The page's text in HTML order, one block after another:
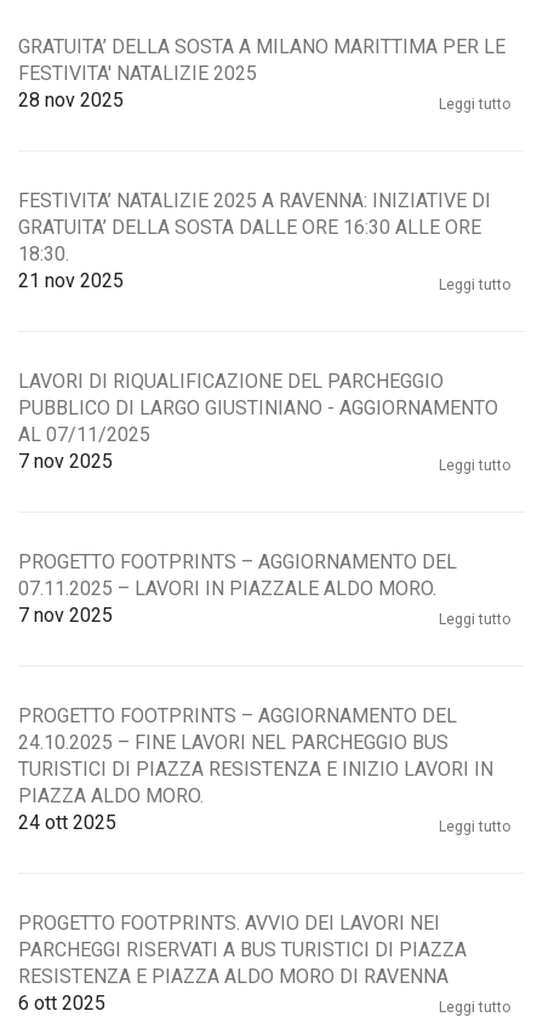
GRATUITA’ DELLA SOSTA A MILANO MARITTIMA PER LE
FESTIVITA' NATALIZIE 2025
28 nov 2025 Leggi tutto
FESTIVITA’ NATALIZIE 2025 A RAVENNA: INIZIATIVE DI
GRATUITA’ DELLA SOSTA DALLE ORE 16:30 ALLE ORE
18:30.
21 nov 2025 Leggi tutto
LAVORI DI RIQUALIFICAZIONE DEL PARCHEGGIO
PUBBLICO DI LARGO GIUSTINIANO - AGGIORNAMENTO
AL 07/11/2025
7 nov 2025 Leggi tutto
PROGETTO FOOTPRINTS – AGGIORNAMENTO DEL
07.11.2025 – LAVORI IN PIAZZALE ALDO MORO.
7 nov 2025 Leggi tutto
PROGETTO FOOTPRINTS – AGGIORNAMENTO DEL
24.10.2025 – FINE LAVORI NEL PARCHEGGIO BUS
TURISTICI DI PIAZZA RESISTENZA E INIZIO LAVORI IN
PIAZZA ALDO MORO.
24 ott 2025 Leggi tutto
PROGETTO FOOTPRINTS. AVVIO DEI LAVORI NEI
PARCHEGGI RISERVATI A BUS TURISTICI DI PIAZZA
RESISTENZA E PIAZZA ALDO MORO DI RAVENNA
6 ott 2025 Leggi tutto